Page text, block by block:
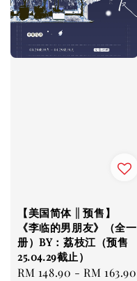
【美国简体 || 预售】
《李临的男朋友》（全一
册）BY：荔枝江（预售
25.04.29截止）
Regular
RM 148.90 -RM 163.90